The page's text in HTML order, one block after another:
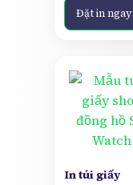
Đặt in ngay
In túi giấy